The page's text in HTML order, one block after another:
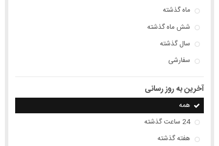
ماه گذشته
شش ماه گذشته
سال گذشته
سفارشی
آخرین به روز رسانی
همه
24 ساعت گذشته
هفته گذشته